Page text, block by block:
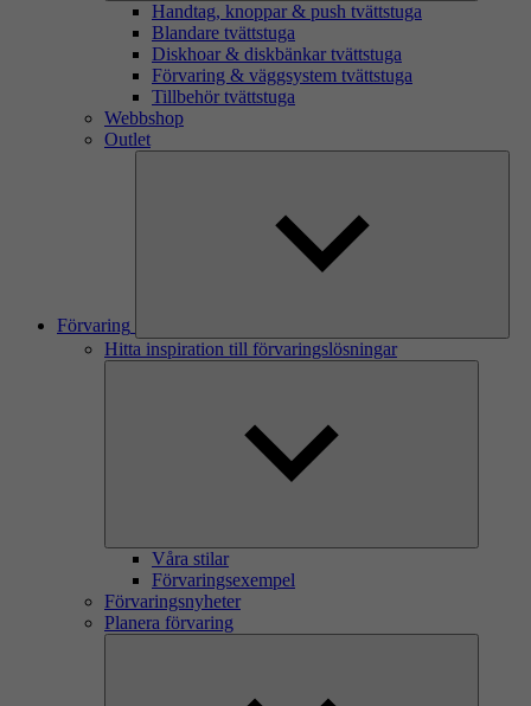
Handtag, knoppar & push tvättstuga
Blandare tvättstuga
Diskhoar & diskbänkar tvättstuga
Förvaring & väggsystem tvättstuga
Tillbehör tvättstuga
Webbshop
Outlet
Förvaring
Hitta inspiration till förvaringslösningar
Våra stilar
Förvaringsexempel
Förvaringsnyheter
Planera förvaring